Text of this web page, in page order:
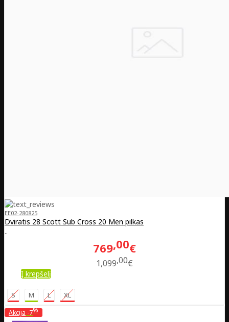
EE02-280825
Dviratis 28 Scott Sub Cross 20 Men pilkas
..
769 00€
1,099 00€
Į krepšelį
S M L XL
Akcija -7%